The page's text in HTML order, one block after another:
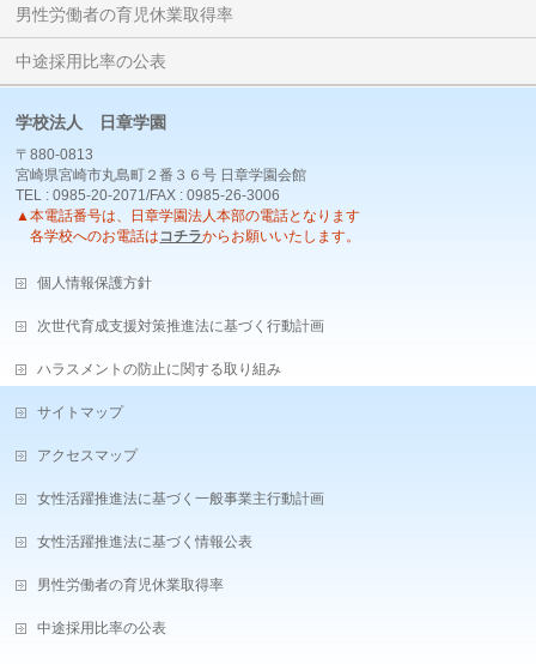
男性労働者の育児休業取得率
中途採用比率の公表
学校法人 日章学園
〒880-0813
宮崎県宮崎市丸島町２番３６号 日章学園会館
TEL : 0985-20-2071/FAX : 0985-26-3006
▲本電話番号は、日章学園法人本部の電話となります
各学校へのお電話は コチラからお願いいたします。
個人情報保護方針
次世代育成支援対策推進法に基づく行動計画
ハラスメントの防止に関する取り組み
サイトマップ
アクセスマップ
女性活躍推進法に基づく一般事業主行動計画
女性活躍推進法に基づく情報公表
男性労働者の育児休業取得率
中途採用比率の公表